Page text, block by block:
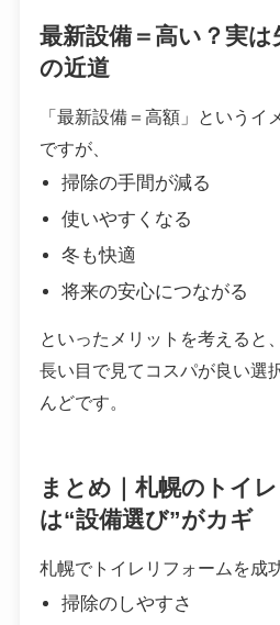
最新設備＝高い？実
の近道
「最新設備＝高額」というイ
ですが、
掃除の手間が減る
使いやすくなる
冬も快適
将来の安心につながる
といったメリットを考えると、
長い目で見てコスパが良い選
んどです。
まとめ｜札幌のトイ
は“設備選び”がカギ
札幌でトイレリフォームを成
掃除のしやすさ